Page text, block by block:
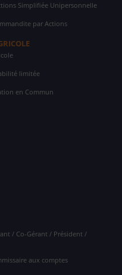
Simplifiée Unipersonnelle
par Actions
limitée
en Commun
/ Co-Gérant / Président /
aux comptes